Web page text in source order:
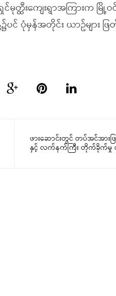
င်မုတ္ထီးကျေးရွာအကြားက
ပုံမှန်အတိုင်း ယာဥ်များ ဖ
ဖားဆောင်းတွင် တပ်အင်အား
နှင့် လက်နက်ကြီး တိုက်ခိုက်မှု တို